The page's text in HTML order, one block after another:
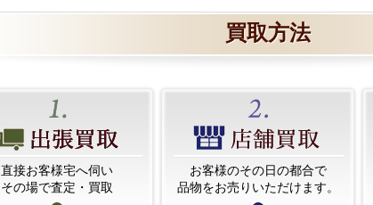
買取方法
直接お客様宅へ伺い
その場で査定・買取
お客様のその日の都合で
品物をお売りいただけます。